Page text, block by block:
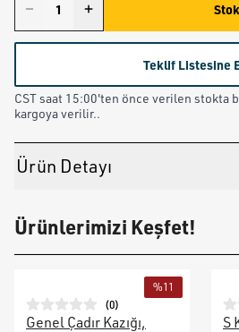
Teklif Listesine
CST saat 15:00'ten önce verilen stokta
kargoya verilir..
Ürün Detayı
Ürünlerimizi Keşfet!
%11
(0)
Genel Çadır Kazığı,
S